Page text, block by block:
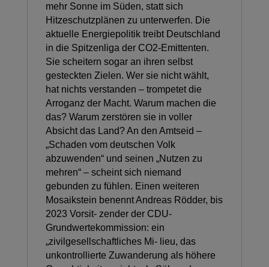
mehr Sonne im Süden, statt sich
Hitzeschutzplänen zu unterwerfen. Die
aktuelle Energiepolitik treibt Deutschland
in die Spitzenliga der CO2-Emittenten.
Sie scheitern sogar an ihren selbst
gesteckten Zielen. Wer sie nicht wählt,
hat nichts verstanden – trompetet die
Arroganz der Macht. Warum machen die
das? Warum zerstören sie in voller
Absicht das Land? An den Amtseid –
„Schaden vom deutschen Volk
abzuwenden“ und seinen „Nutzen zu
mehren“ – scheint sich niemand
gebunden zu fühlen. Einen weiteren
Mosaikstein benennt Andreas Rödder, bis
2023 Vorsit- zender der CDU-
Grundwertekommission: ein
„zivilgesellschaftliches Mi- lieu, das
unkontrollierte Zuwanderung als höhere